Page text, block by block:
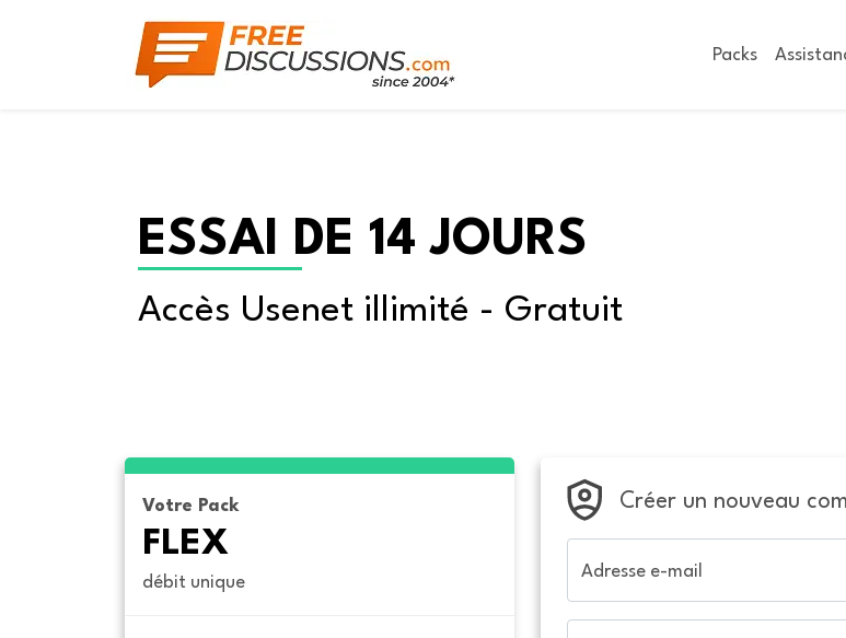
Packs
ESSAI DE 14 JOURS
Accès Usenet illimité - Gratuit
Votre Pack
FLEX
débit unique
Créer un nouveau
Adresse e-mail